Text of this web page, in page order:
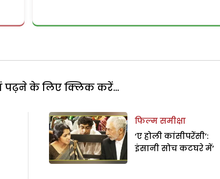
पढ़ने के लिए क्लिक करें...
फिल्म समीक्षा
‘ए होली कांसीपरेंसी’:
इंसानी सोच कटघरे में’